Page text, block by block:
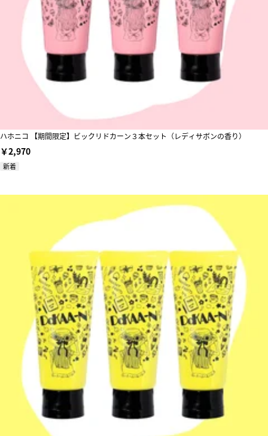
ハホニコ 【期間限定】ビックリドカーン３本セット（レディサボンの香り）
￥2,970
新着